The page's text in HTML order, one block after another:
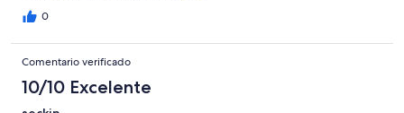
0
Comentario verificado
10/10 Excelente